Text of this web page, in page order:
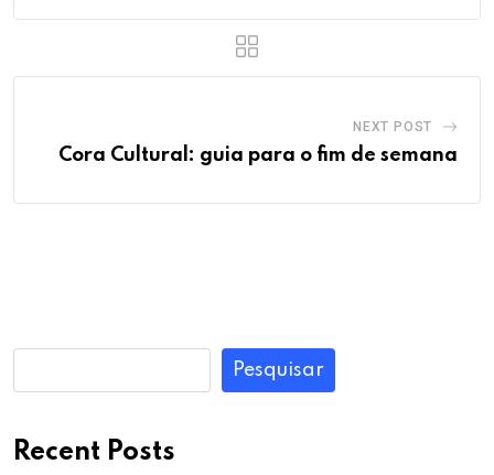
NEXT POST
Cora Cultural: guia para o fim de semana
Pesquisar
Recent Posts